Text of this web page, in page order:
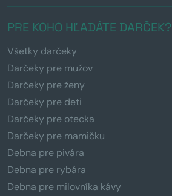
PRE KOHO HĽADÁTE DARČEK?
Všetky darčeky
Darčeky pre mužov
Darčeky pre ženy
Darčeky pre deti
Darčeky pre otecka
Darčeky pre mamičku
Debna pre pivára
Debna pre rybára
Debna pre milovníka kávy